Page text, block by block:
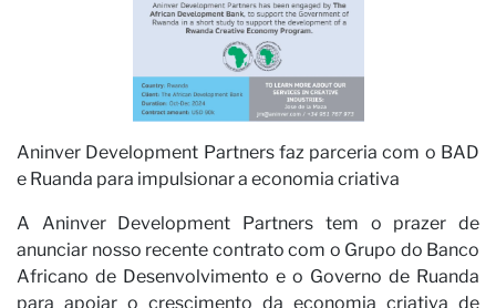
Aninver Development Partners faz parceria com o BAD
e Ruanda para impulsionar a economia criativa
A Aninver Development Partners tem o prazer de
anunciar nosso recente contrato com o Grupo do Banco
Africano de Desenvolvimento e o Governo de Ruanda
para apoiar o crescimento da economia criativa de